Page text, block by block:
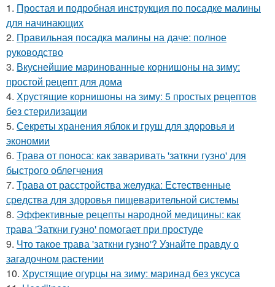
1. Простая и подробная инструкция по посадке малины
для начинающих
2. Правильная посадка малины на даче: полное
руководство
3. Вкуснейшие маринованные корнишоны на зиму:
простой рецепт для дома
4. Хрустящие корнишоны на зиму: 5 простых рецептов
без стерилизации
5. Секреты хранения яблок и груш для здоровья и
экономии
6. Трава от поноса: как заваривать 'заткни гузно' для
быстрого облегчения
7. Трава от расстройства желудка: Естественные
средства для здоровья пищеварительной системы
8. Эффективные рецепты народной медицины: как
трава 'Заткни гузно' помогает при простуде
9. Что такое трава 'заткни гузно'? Узнайте правду о
загадочном растении
10. Хрустящие огурцы на зиму: маринад без уксуса